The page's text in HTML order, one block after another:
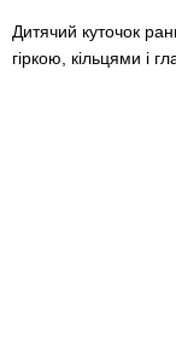
Дитячий куточок
гіркою, кільцями і